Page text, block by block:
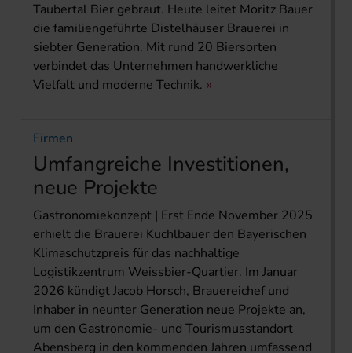
Taubertal Bier gebraut. Heute leitet Moritz Bauer
die familiengeführte Distelhäuser Brauerei in
siebter Generation. Mit rund 20 Biersorten
verbindet das Unternehmen handwerkliche
Vielfalt und moderne Technik.
Firmen
Umfangreiche Investitionen,
neue Projekte
Gastronomiekonzept | Erst Ende November 2025
erhielt die Brauerei Kuchlbauer den Bayerischen
Klimaschutzpreis für das nachhaltige
Logistikzentrum Weissbier-Quartier. Im Januar
2026 kündigt Jacob Horsch, Brauereichef und
Inhaber in neunter Generation neue Projekte an,
um den Gastronomie- und Tourismusstandort
Abensberg in den kommenden Jahren umfassend